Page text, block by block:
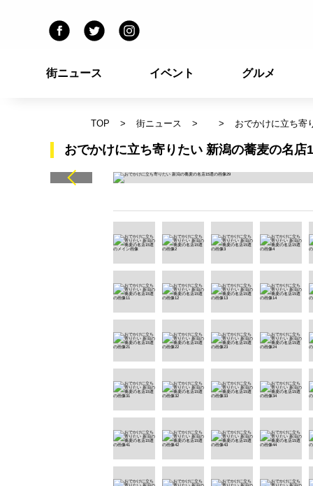
街ニュース イベント グルメ
TOP 街ニュース おでかけに立ち寄
おでかけに立ち寄りたい 新潟の蕎麦の名店